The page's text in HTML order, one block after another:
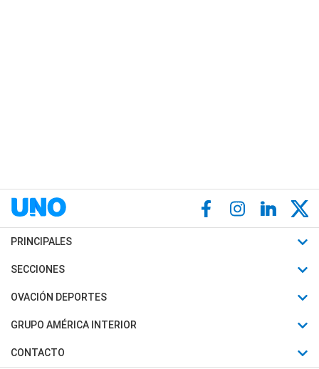
PRINCIPALES
Últimas Noticias
Política
Judiciales
SECCIONES
Horóscopo
Motores
Trucos caseros
OVACIÓN DEPORTES
Fútbol
Mundial
GRUPO AMÉRICA INTERIOR
Canal 7 en Vivo
CONTACTO